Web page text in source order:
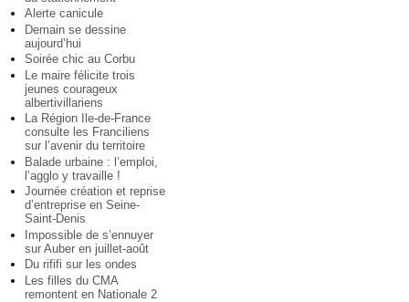
Alerte canicule
Demain se dessine
aujourd’hui
Soirée chic au Corbu
Le maire félicite trois
jeunes courageux
albertivillariens
La Région Ile-de-France
consulte les Franciliens
sur l’avenir du territoire
Balade urbaine : l’emploi,
l’agglo y travaille !
Journée création et reprise
d’entreprise en Seine-
Saint-Denis
Impossible de s’ennuyer
sur Auber en juillet-août
Du rififi sur les ondes
Les filles du CMA
remontent en Nationale 2